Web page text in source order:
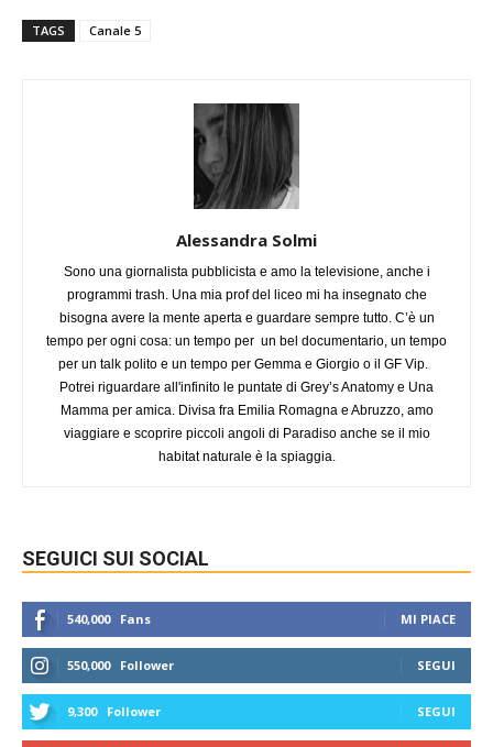
TAGS Canale 5
Alessandra Solmi
Sono una giornalista pubblicista e amo la televisione, anche i
programmi trash. Una mia prof del liceo mi ha insegnato che
bisogna avere la mente aperta e guardare sempre tutto. C’è un
tempo per ogni cosa: un tempo per un bel documentario, un tempo
per un talk polito e un tempo per Gemma e Giorgio o il GF Vip.
Potrei riguardare all'infinito le puntate di Grey’s Anatomy e Una
Mamma per amica. Divisa fra Emilia Romagna e Abruzzo, amo
viaggiare e scoprire piccoli angoli di Paradiso anche se il mio
habitat naturale è la spiaggia.
SEGUICI SUI SOCIAL
540,000 Fans MI PIACE
550,000 Follower SEGUI
9,300 Follower SEGUI